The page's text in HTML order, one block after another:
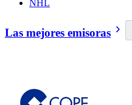
NHL
Las mejores emisoras